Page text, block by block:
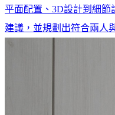
平面配置、3D設計到細節
建議，並規劃出符合兩人